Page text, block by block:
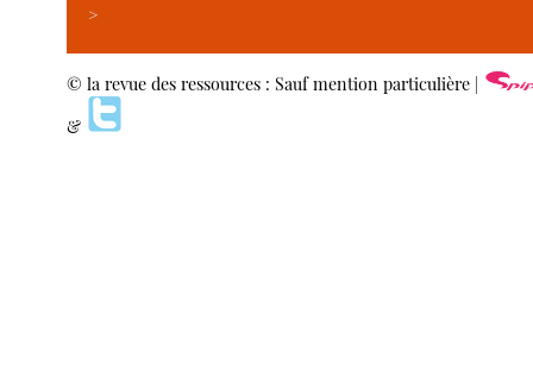
>
© la revue des ressources : Sauf mention particulière |
&